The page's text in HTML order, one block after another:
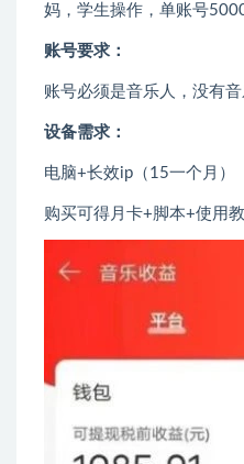
妈，学生操作，单账号
账号要求：
账号必须是音乐人，没有
设备需求：
电脑+长效ip（15一个月）
购买可得月卡+脚本+使用